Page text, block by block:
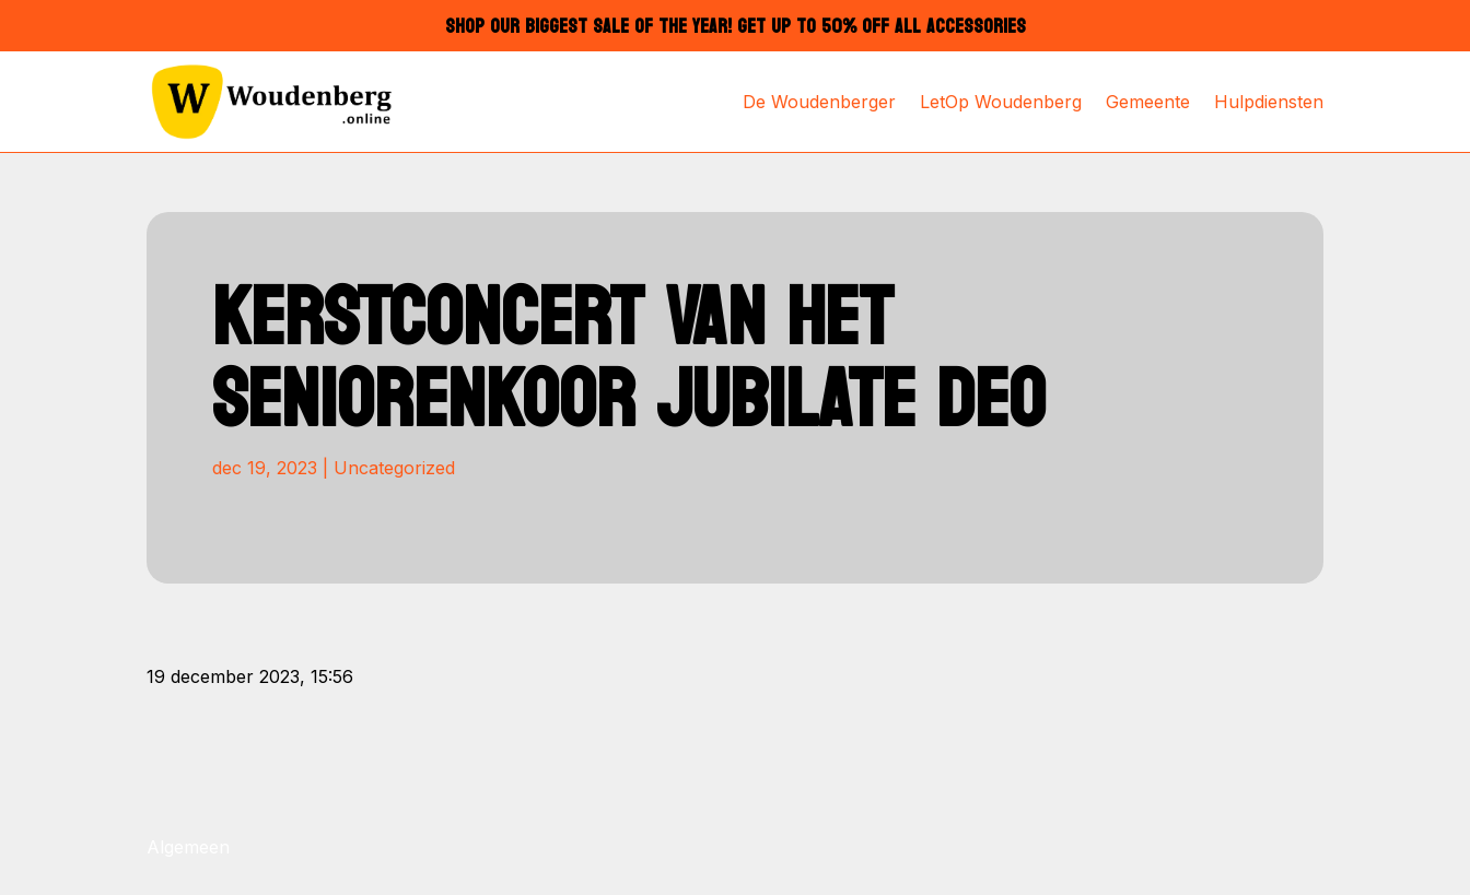
SHOP OUR BIGGEST SALE OF THE YEAR! GET UP TO 50% OFF ALL ACCESSORIES
De Woudenberger LetOp Woudenberg Gemeente Hulpdiensten
KERSTCONCERT VAN HET
SENIORENKOOR JUBILATE DEO
dec 19, 2023 Uncategorized
19 december 2023, 15:56